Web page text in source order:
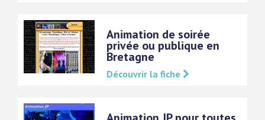
Animation de soirée
privée ou publique en
Bretagne
Découvrir la fiche